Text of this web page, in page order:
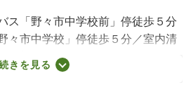
ス「野々市中学校前」停徒歩５分
々市中学校」停徒歩５分／室内清
（初回）／Ｄ－ｒｏｏｍＣａｒｄ
用必：機関保証加入必須。初回保
きを見る